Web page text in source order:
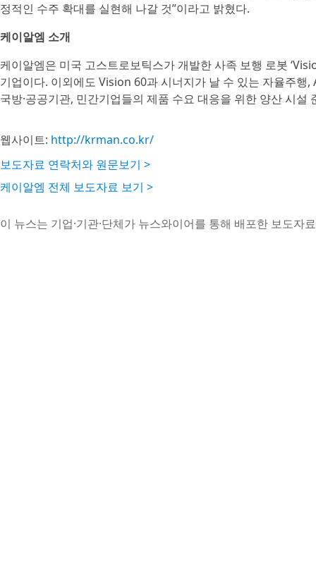
정적인 수주 확대를 실현해 나갈 것”이라고 밝혔다.
케이알엠 소개
케이알엠은 미국 고스트로보틱스가 개발한 사족 보행 로봇
기업이다. 이외에도 Vision 60과 시너지가 날 수 있는 자율주
국방·공공기관, 민간기업들의 제품 수요 대응을 위한 양산 시설
웹사이트: http://krman.co.kr/
보도자료 연락처와 원문보기 >
케이알엠 전체 보도자료 보기 >
이 뉴스는 기업·기관·단체가 뉴스와이어를 통해 배포한 보도자